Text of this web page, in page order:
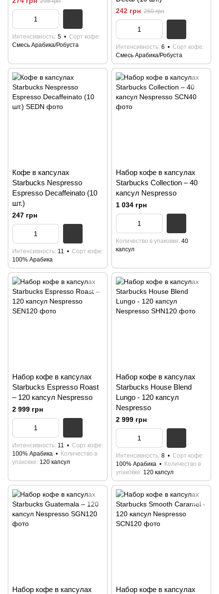
Интенсивность 5
Сорт кофе
Смесь Арабика/Робуста
242 грн 260 грн
Интенсивность 6
Сорт кофе
Смесь Арабика/Робуста
Кофе в капсулах
Starbucks Nespresso
Espresso Decaffeinato (10
шт.)
247 грн
Интенсивность 11
Сорт кофе
100% Арабика
Набор кофе в капсулах
Starbucks Collection – 40
капсул Nespresso
1 034 грн
Количество в упаковке 40
капсул
Набор кофе в капсулах
Starbucks Espresso Roast
– 120 капсул Nespresso
2 999 грн
Интенсивность 11
Сорт кофе
100% Арабика
Количество в
упаковке 120 капсул
Набор кофе в капсулах
Starbucks House Blend
Lungo - 120 капсул
Nespresso
2 999 грн
Интенсивность 8
Сорт кофе
100% Арабика
Количество в
упаковке 120 капсул
Набор кофе в капсулах
Набор кофе в капсулах